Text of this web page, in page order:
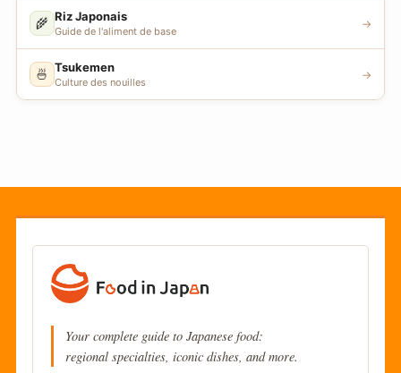
🌾 Riz Japonais
Guide de l'aliment de base
→
🍜 Tsukemen
Culture des nouilles
→
Your complete guide to Japanese food:
regional specialties, iconic dishes, and more.